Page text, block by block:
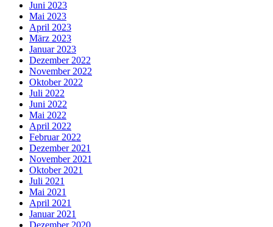
Juni 2023
Mai 2023
April 2023
März 2023
Januar 2023
Dezember 2022
November 2022
Oktober 2022
Juli 2022
Juni 2022
Mai 2022
April 2022
Februar 2022
Dezember 2021
November 2021
Oktober 2021
Juli 2021
Mai 2021
April 2021
Januar 2021